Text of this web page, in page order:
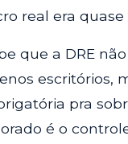
real era quase
que a DRE
escritórios,
pra
é o